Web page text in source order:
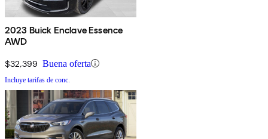
2023 Buick Enclave Essence
AWD
$32,399 Buena oferta
Incluye tarifas de conc.